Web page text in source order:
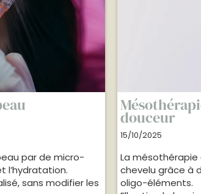
par de micro-
l’hydratation.
sans modifier les
douceur
15/10/2025
La
chevelu grâce à
oligo-éléments.